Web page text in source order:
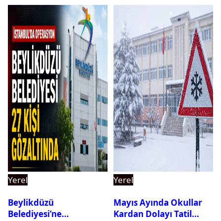
Yerel
Beylikdüzü
Belediyesi’ne
Yerel
Mayıs Ayında Okullar
Kardan Dolayı Tatil